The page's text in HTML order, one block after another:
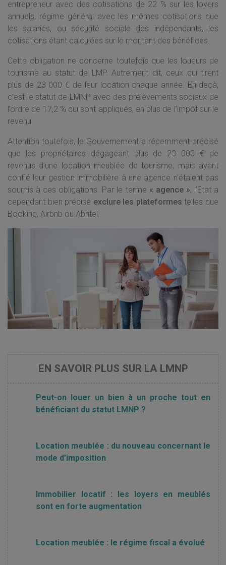
entrepreneur avec des cotisations de 22 % sur les loyers
annuels, régime général avec les mêmes cotisations que
les salariés, ou sécurité sociale des indépendants, les
cotisations étant calculées sur le montant des bénéfices.
Cette obligation ne concerne toutefois que les loueurs de
tourisme au statut de LMP. Autrement dit, ceux qui tirent
plus de 23 000 € de leur location chaque année. En-deçà,
c’est le statut de LMNP avec des prélèvements sociaux de
l’ordre de 17,2 % qui sont appliqués, en plus de l’impôt sur le
revenu.
Attention toutefois, le Gouvernement a récemment précisé
que les propriétaires dégageant plus de 23 000 € de
revenus d’une location meublée de tourisme, mais ayant
confié leur gestion immobilière à une agence n’étaient pas
soumis à ces obligations. Par le terme « agence », l’Etat a
cependant bien précisé exclure les plateformes telles que
Booking, Airbnb ou Abritel.
EN SAVOIR PLUS SUR LA LMNP
Peut-on louer un bien à un proche tout en
bénéficiant du statut LMNP ?
Location meublée : du nouveau concernant le
mode d’imposition
Immobilier locatif : les loyers en meublés
sont en forte augmentation
Location meublée : le régime fiscal a évolué